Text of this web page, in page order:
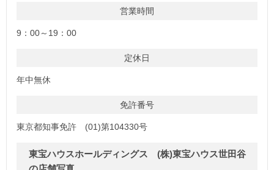
営業時間
9：00～19：00
定休日
年中無休
免許番号
東京都知事免許 (01)第104330号
東宝ハウスホールディングス (株)東宝ハウス世田谷